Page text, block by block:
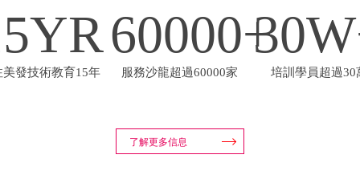
YR
美發技術教育15年
60000+
服務沙龍超過60000家
30
培訓學員超過30
了解更多信息